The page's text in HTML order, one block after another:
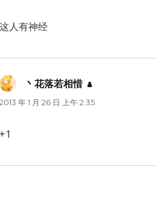
这人有神经
丶花落若相惜 说
道：
2013 年 1 月 26 日 上午 2:35
+1